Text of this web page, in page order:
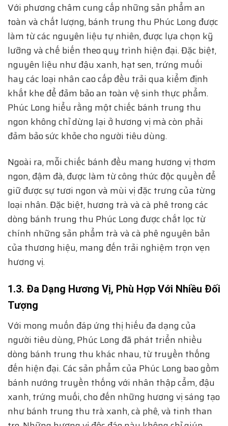
Với phương châm cung cấp những sản phẩm an
toàn và chất lượng, bánh trung thu Phúc Long được
làm từ các nguyên liệu tự nhiên, được lựa chọn kỹ
lưỡng và chế biến theo quy trình hiện đại. Đặc biệt,
nguyên liệu như đậu xanh, hạt sen, trứng muối
hay các loại nhân cao cấp đều trải qua kiểm định
khắt khe để đảm bảo an toàn vệ sinh thực phẩm.
Phúc Long hiểu rằng một chiếc bánh trung thu
ngon không chỉ dừng lại ở hương vị mà còn phải
đảm bảo sức khỏe cho người tiêu dùng.
Ngoài ra, mỗi chiếc bánh đều mang hương vị thơm
ngon, đậm đà, được làm từ công thức độc quyền để
giữ được sự tươi ngon và mùi vị đặc trưng của từng
loại nhân. Đặc biệt, hương trà và cà phê trong các
dòng bánh trung thu Phúc Long được chắt lọc từ
chính những sản phẩm trà và cà phê nguyên bản
của thương hiệu, mang đến trải nghiệm trọn vẹn
hương vị.
1.3. Đa Dạng Hương Vị, Phù Hợp Với Nhiều Đối
Tượng
Với mong muốn đáp ứng thị hiếu đa dạng của
người tiêu dùng, Phúc Long đã phát triển nhiều
dòng bánh trung thu khác nhau, từ truyền thống
đến hiện đại. Các sản phẩm của Phúc Long bao gồm
bánh nướng truyền thống với nhân thập cẩm, đậu
xanh, trứng muối, cho đến những hương vị sáng tạo
như bánh trung thu trà xanh, cà phê, và tinh than